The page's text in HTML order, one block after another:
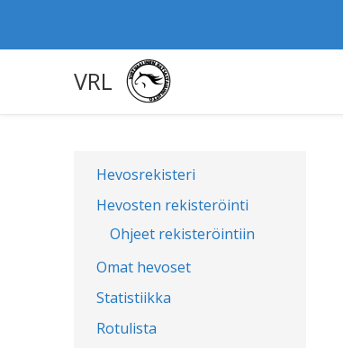
VRL
Hevosrekisteri
Hevosten rekisteröinti
Ohjeet rekisteröintiin
Omat hevoset
Statistiikka
Rotulista